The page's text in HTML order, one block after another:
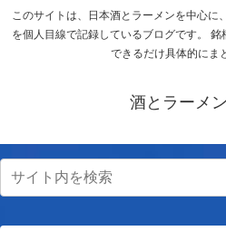
このサイトは、日本酒とラーメンを中心に
を個人目線で記録しているブログです。 銘
できるだけ具体的にま
酒とラーメ